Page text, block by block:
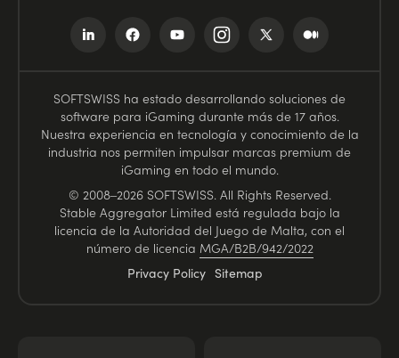
SOFTSWISS ha estado desarrollando soluciones de
software para iGaming durante más de 17 años.
Nuestra experiencia en tecnología y conocimiento de la
industria nos permiten impulsar marcas premium de
iGaming en todo el mundo.
© 2008–2026 SOFTSWISS. All Rights Reserved.
Stable Aggregator Limited está regulada bajo la
licencia de la Autoridad del Juego de Malta, con el
número de licencia MGA/B2B/942/2022
Privacy Policy Sitemap